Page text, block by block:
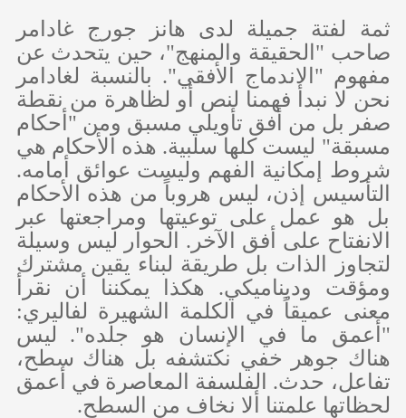
ثمة لفتة جميلة لدى هانز جورج غادامر
صاحب "الحقيقة والمنهج"، حين يتحدث عن
مفهوم "الاندماج الأفقي". بالنسبة لغادامر
نحن لا نبدأ فهمنا لنص أو لظاهرة من نقطة
صفر بل من أفق تأويلي مسبق ومن "أحكام
مسبقة" ليست كلها سلبية. هذه الأحكام هي
شروط إمكانية الفهم وليست عوائق أمامه.
التأسيس إذن، ليس هروباً من هذه الأحكام
بل هو عمل على توعيتها ومراجعتها عبر
الانفتاح على أفق الآخر. الحوار ليس وسيلة
لتجاوز الذات بل طريقة لبناء يقين مشترك
ومؤقت وديناميكي. هكذا يمكننا أن نقرأ
معنى عميقاً في الكلمة الشهيرة لفاليري:
"أعمق ما في الإنسان هو جلده". ليس
هناك جوهر خفي نكتشفه بل هناك سطح،
تفاعل، حدث. الفلسفة المعاصرة في أعمق
لحظاتها علمتنا ألا نخاف من السطح.